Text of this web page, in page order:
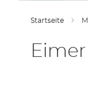
Startseite